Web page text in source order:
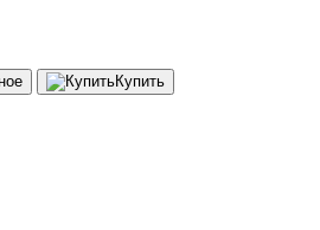
Купить